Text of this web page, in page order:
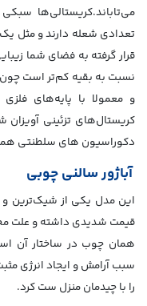
می‌تاباند.کریستالی‌ها
تعدادی شعله دارند و مثل
قرار گرفته به فضای شما
نسبت به بقیه کم‌تر است چون
و معمولا با پایه‌های
کریستال‌های تزئینی
دکوراسیون های سلطنتی
آباژور سالنی چوبی
این مدل یکی از شیک‌ترین
قیمت شدیدی داشته و علت
همان چوب در ساختار آن
سبب آرامش و ایجاد انرژی
را با چیدمان منزل ست کرد.